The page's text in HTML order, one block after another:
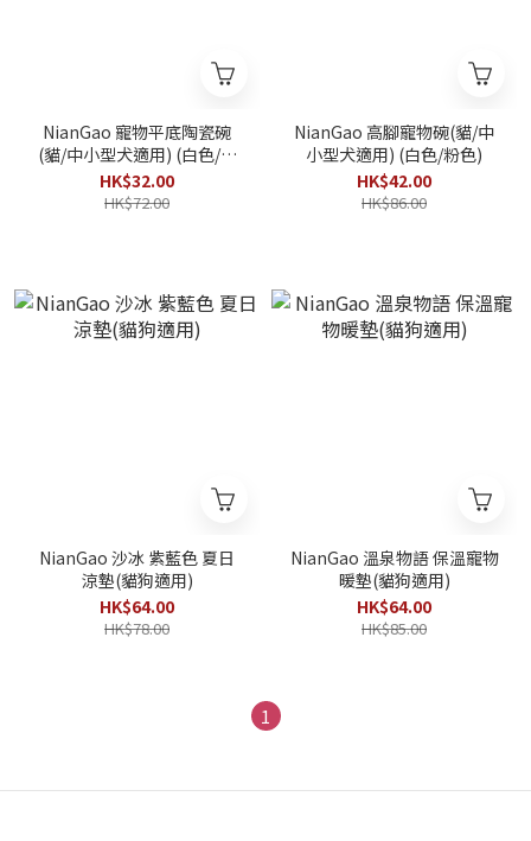
NianGao 寵物平底陶瓷碗
(貓/中小型犬適用) (白色/粉
色)
HK$32.00
HK$72.00
NianGao 高腳寵物碗(貓/中
小型犬適用) (白色/粉色)
HK$42.00
HK$86.00
NianGao 沙冰 紫藍色 夏日
涼墊(貓狗適用)
HK$64.00
HK$78.00
NianGao 溫泉物語 保溫寵物
暖墊(貓狗適用)
HK$64.00
HK$85.00
1